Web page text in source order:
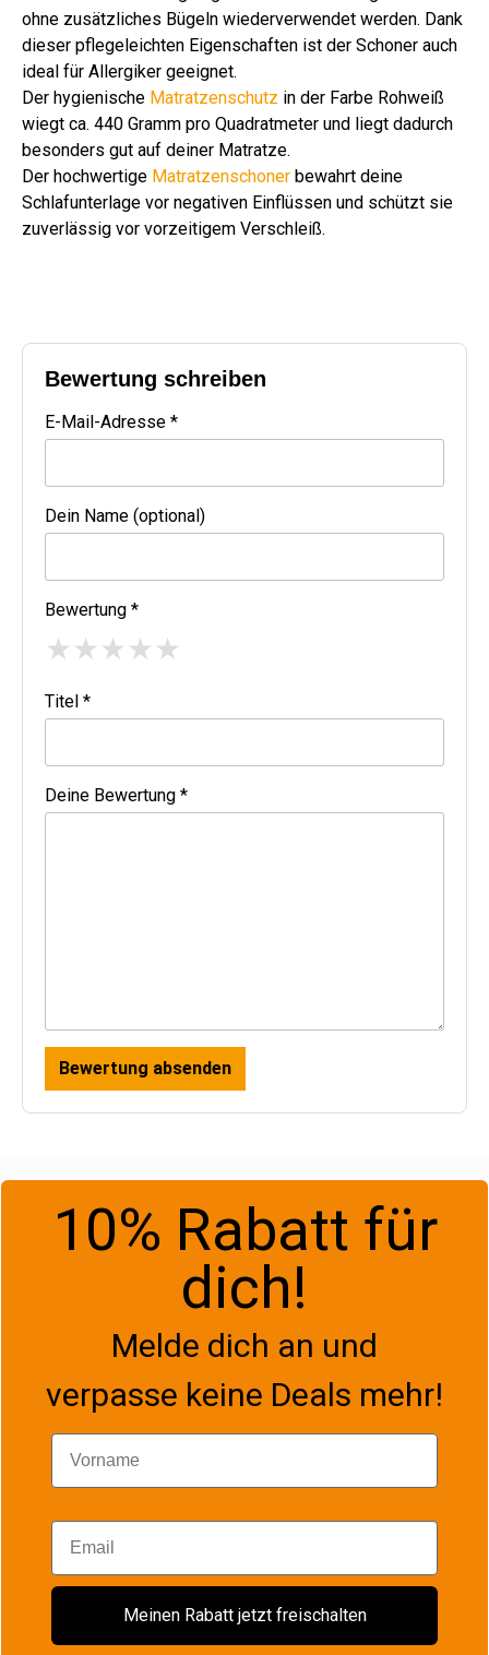
ohne zusätzliches Bügeln wiederverwendet werden. Dank
dieser pflegeleichten Eigenschaften ist der Schoner auch
ideal für Allergiker geeignet.
Der hygienische Matratzenschutz in der Farbe Rohweiß
wiegt ca. 440 Gramm pro Quadratmeter und liegt dadurch
besonders gut auf deiner Matratze.
Der hochwertige Matratzenschoner bewahrt deine
Schlafunterlage vor negativen Einflüssen und schützt sie
zuverlässig vor vorzeitigem Verschleiß.
Bewertung schreiben
E-Mail-Adresse *
Dein Name (optional)
Bewertung *
★★★★★
Titel *
Deine Bewertung *
Bewertung absenden
10% Rabatt für
dich!
Melde dich an und
verpasse keine Deals mehr!
Vorname
Email
Meinen Rabatt jetzt freischalten